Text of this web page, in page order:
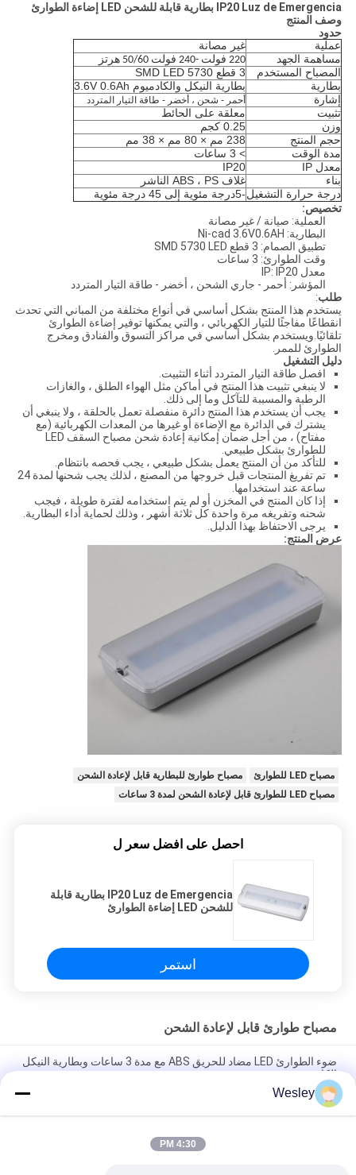
IP20 Luz de Emergencia بطارية قابلة للشحن LED إضاءة الطوارئ
وصف المنتج
حدود
عملية
غير مصانة
مساهمة الجهد
220 فولت -240 فولت 50/60 هرتز
المصباح المستخدم
3 قطع 5730 SMD LED
بطارية
بطارية النيكل والكادميوم 3.6V 0.6Ah
إشارة
أحمر - شحن ، أخضر - طاقة التيار المتردد
تثبيت
معلقة على الحائط
وزن
0.25 كجم
حجم المنتج
238 مم × 80 مم × 38 مم
مدة الوقت
> 3 ساعات
معدل IP
IP20
بناء
غلاف ABS ، PS الناشر
درجة حرارة التشغيل-5 درجة مئوية إلى 45 درجة مئوية
تخصيص:
العملية: صيانة / غير مصانة
البطارية: Ni-cad 3.6V0.6AH
تطبيق الصمام: 3 قطع SMD 5730 LED
وقت الطوارئ: 3 ساعات
معدل IP: IP20
المؤشر: أحمر - جاري الشحن ، أخضر - طاقة التيار المتردد
طلب:
يستخدم هذا المنتج بشكل أساسي في أنواع مختلفة من المباني التي تحدث
انقطاعًا مفاجئًا للتيار الكهربائي ، والتي يمكنها توفير إضاءة الطوارئ
تلقائيًا.ويستخدم بشكل أساسي في مراكز التسوق والفنادق ومخرج
الطوارئ للممر.
دليل التشغيل
افصل طاقة التيار المتردد أثناء التثبيت.
لا ينبغي تثبيت هذا المنتج في أماكن مثل الهواء الطلق ، والغازات
الرطبة والمسببة للتآكل وما إلى ذلك.
يجب أن يستخدم هذا المنتج دائرة منفصلة تعمل بالحلقة ، ولا ينبغي أن
يشترك في الدائرة مع الإضاءة أو غيرها من المعدات الكهربائية (مع
مفتاح) ، من أجل ضمان إمكانية إعادة شحن مصباح السقف LED
للطوارئ بشكل طبيعي.
للتأكد من أن المنتج يعمل بشكل طبيعي ، يجب فحصه بانتظام.
تم تفريغ المنتجات قبل خروجها من المصنع ، لذلك يجب شحنها لمدة 24
ساعة عند استخدامها.
إذا كان المنتج في المخزن أو لم يتم استخدامه لفترة طويلة ، فيجب
شحنه وتفريغه مرة واحدة كل ثلاثة أشهر ، وذلك لحماية أداء البطارية.
يرجى الاحتفاظ بهذا الدليل.
عرض المنتج:
مصباح LED للطوارئ
مصباح طوارئ للبطارية قابل لإعادة الشحن
مصباح LED للطوارئ قابل لإعادة الشحن لمدة 3 ساعات
احصل على افضل سعر ل
IP20 Luz de Emergencia بطارية قابلة
للشحن LED إضاءة الطوارئ
استمر
مصباح طوارئ قابل لإعادة الشحن
ضوء الطوارئ LED مضاد للحريق ABS مع مدة 3 ساعات وبطارية النيكل
الكادميوم
بطارية النيكل الكادميوم ، ومدة 3 ساعات
Wesley
4:30 PM